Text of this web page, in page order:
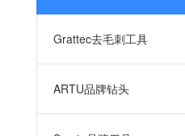
Grattec去毛刺工具
ARTU品牌钻头